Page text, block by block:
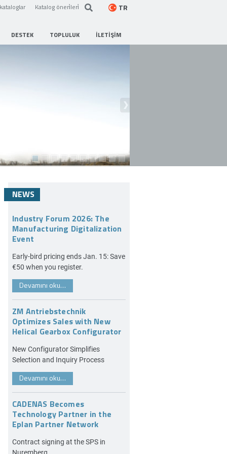
Katalog öneri̇leri̇ TR
DESTEK TOPLULUK İLETIŞIM
NEWS
Industry Forum 2026: The
Manufacturing Digitalization
Event
Early-bird pricing ends Jan. 15: Save
€50 when you register.
Devamını oku…
ZM Antriebstechnik
Optimizes Sales with New
Helical Gearbox Configurator
New Configurator Simplifies
Selection and Inquiry Process
Devamını oku…
CADENAS Becomes
Technology Partner in the
Eplan Partner Network
Contract signing at the SPS in